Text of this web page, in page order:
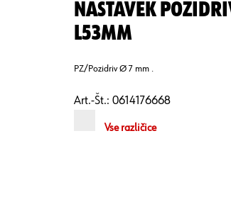
NASTAVEK
L53MM
PZ/Pozidriv Ø 7 mm .
Art.-Št.: 0614176668
Vse različice